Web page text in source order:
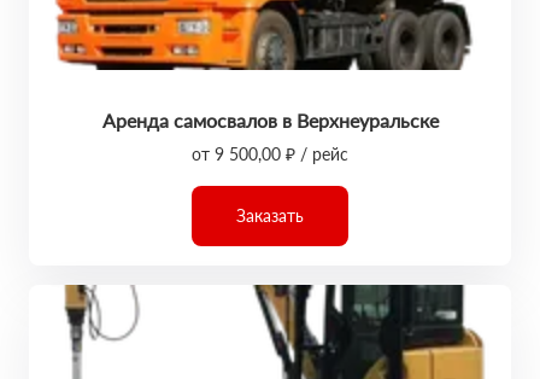
Аренда самосвалов в Верхнеуральске
от 9 500,00 ₽ / рейс
Заказать